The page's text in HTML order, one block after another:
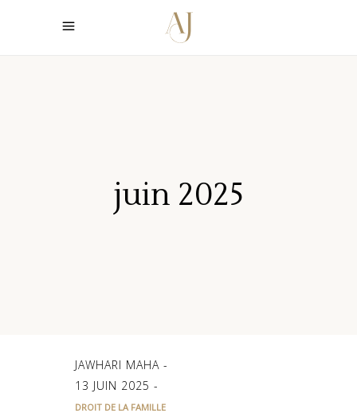
juin 2025
JAWHARI MAHA
13 JUIN 2025
DROIT DE LA FAMILLE